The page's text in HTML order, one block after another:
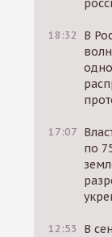
18:32
В
17:07
по
12:53
В